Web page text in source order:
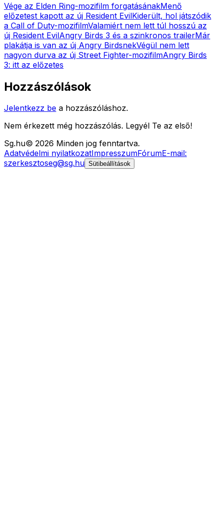
Vége az Elden Ring-mozifilm forgatásánakMenő
előzetest kapott az új Resident EvilKiderült, hol játszódik
a Call of Duty-mozifilmValamiért nem lett túl hosszú az
új Resident EvilAngry Birds 3 és a szinkronos trailerMár
plakátja is van az új Angry BirdsnekVégül nem lett
nagyon durva az új Street Fighter-mozifilmAngry Birds
3: itt az előzetes
Hozzászólások
Jelentkezz be a hozzászóláshoz.
Nem érkezett még hozzászólás. Legyél Te az első!
Sg.hu© 2026 Minden jog fenntartva.
Adatvédelmi nyilatkozatImpresszumFórumE-mail:
szerkesztoseg@sg.hu Sütibeállítások